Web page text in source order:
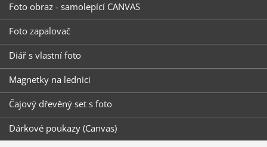
Foto obraz - samolepící CANVAS
Foto zapalovač
Diář s vlastní foto
Magnetky na lednici
Čajový dřevěný set s foto
Dárkové poukazy (Canvas)